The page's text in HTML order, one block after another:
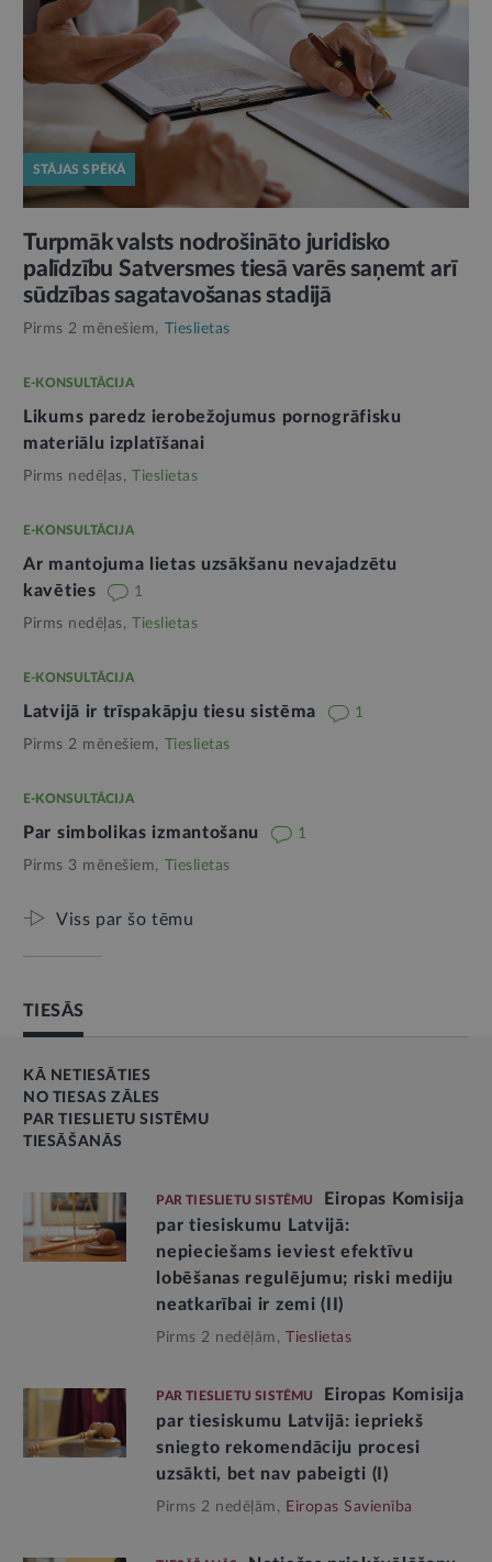
STĀJAS SPĒKĀ
Turpmāk valsts nodrošināto juridisko
palīdzību Satversmes tiesā varēs saņemt arī
sūdzības sagatavošanas stadijā
Pirms 2 mēnešiem, Tieslietas
E-KONSULTĀCIJA
Likums paredz ierobežojumus pornogrāfisku
materiālu izplatīšanai
Pirms nedēļas, Tieslietas
E-KONSULTĀCIJA
Ar mantojuma lietas uzsākšanu nevajadzētu
kavēties
1
Pirms nedēļas, Tieslietas
E-KONSULTĀCIJA
Latvijā ir trīspakāpju tiesu sistēma 1
Pirms 2 mēnešiem, Tieslietas
E-KONSULTĀCIJA
Par simbolikas izmantošanu 1
Pirms 3 mēnešiem, Tieslietas
Viss par šo tēmu
TIESĀS
KĀ NETIESĀTIES
NO TIESAS ZĀLES
PAR TIESLIETU SISTĒMU
TIESĀŠANĀS
PAR TIESLIETU SISTĒMU
Eiropas Komisija
par tiesiskumu Latvijā:
nepieciešams ieviest efektīvu
lobēšanas regulējumu; riski mediju
neatkarībai ir zemi (II)
Pirms 2 nedēļām, Tieslietas
PAR TIESLIETU SISTĒMU
Eiropas Komisija
par tiesiskumu Latvijā: iepriekš
sniegto rekomendāciju procesi
uzsākti, bet nav pabeigti (I)
Pirms 2 nedēļām, Eiropas Savienība